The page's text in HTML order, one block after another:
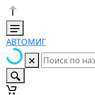
АВТОМИГ